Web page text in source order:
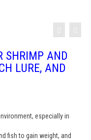
SHRIMP AND
LURE, AND
especially in
fish to gain weight, and